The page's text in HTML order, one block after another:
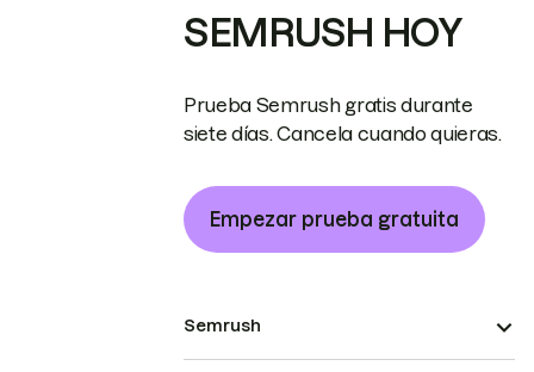
SEMRUSH HOY
Prueba Semrush gratis durante
siete días. Cancela cuando quieras.
Empezar prueba gratuita
Semrush